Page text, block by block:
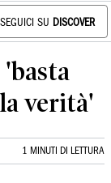
SEGUICI SU DISCOVER
verità'
1 MINUTI DI LETTURA